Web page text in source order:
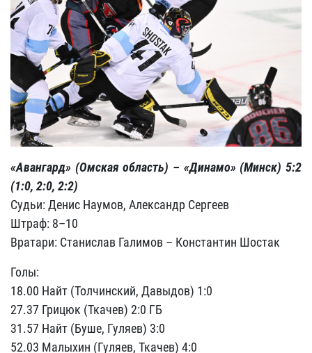
«Авангард» (Омская область) – «Динамо» (Минск) 5:2
(1:0, 2:0, 2:2)
Судьи: Денис Наумов, Александр Сергеев
Штраф: 8–10
Вратари: Станислав Галимов – Константин Шостак
Голы:
18.00 Найт (Толчинский, Давыдов) 1:0
27.37 Грицюк (Ткачев) 2:0 ГБ
31.57 Найт (Буше, Гуляев) 3:0
52.03 Малыхин (Гуляев, Ткачев) 4:0